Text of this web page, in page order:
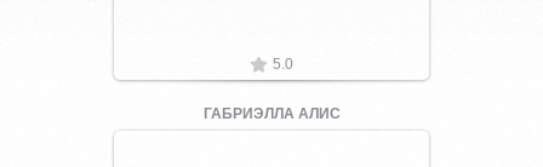
5.0
ГАБРИЭЛЛА АЛИС